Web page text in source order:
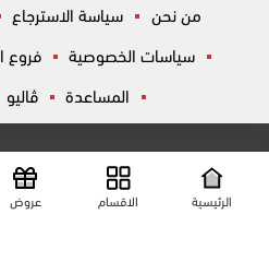
من نحن سياسة الاسترجاع
سياسات الخصوصية
فروع
المساعدة
ڤاليو
تواصل معانا
شارع المكاتب, الزقازيق , الشرقية, مصر
الرئيسية الاقسام عروض